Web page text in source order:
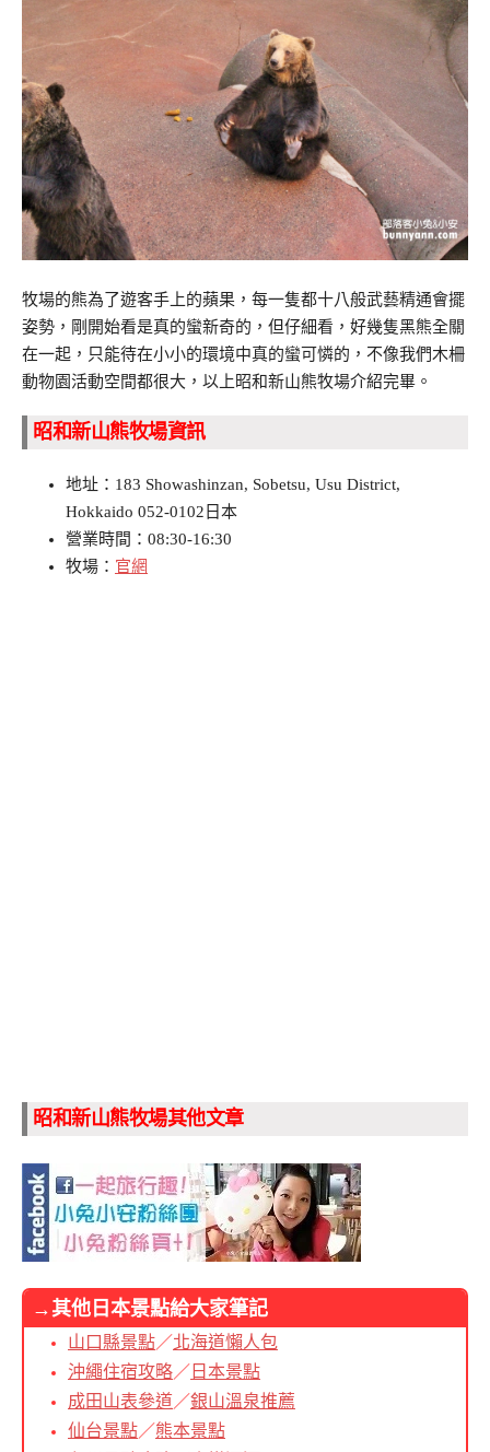
牧場的熊為了遊客手上的蘋果，每一隻都十八般武藝精通會擺
姿勢，剛開始看是真的蠻新奇的，但仔細看，好幾隻黑熊全關
在一起，只能待在小小的環境中真的蠻可憐的，不像我們木柵
動物園活動空間都很大，以上昭和新山熊牧場介紹完畢。
昭和新山熊牧場資訊
地址：183 Showashinzan, Sobetsu, Usu District,
Hokkaido 052-0102日本
營業時間：08:30-16:30
牧場： 官網
昭和新山熊牧場其他文章
→其他日本景點給大家筆記
山口縣景點／北海道懶人包
沖繩住宿攻略／ 日本景點
成田山表參道／銀山溫泉推薦
仙台景點／熊本景點